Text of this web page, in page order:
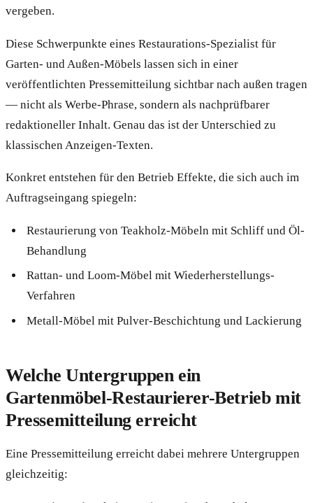
vergeben.
Diese Schwerpunkte eines Restaurations-Spezialist für
Garten- und Außen-Möbels lassen sich in einer
veröffentlichten Pressemitteilung sichtbar nach außen tragen
— nicht als Werbe-Phrase, sondern als nachprüfbarer
redaktioneller Inhalt. Genau das ist der Unterschied zu
klassischen Anzeigen-Texten.
Konkret entstehen für den Betrieb Effekte, die sich auch im
Auftragseingang spiegeln:
Restaurierung von Teakholz-Möbeln mit Schliff und Öl-
Behandlung
Rattan- und Loom-Möbel mit Wiederherstellungs-
Verfahren
Metall-Möbel mit Pulver-Beschichtung und Lackierung
Welche Untergruppen ein
Gartenmöbel-Restaurierer-Betrieb mit
Pressemitteilung erreicht
Eine Pressemitteilung erreicht dabei mehrere Untergruppen
gleichzeitig: